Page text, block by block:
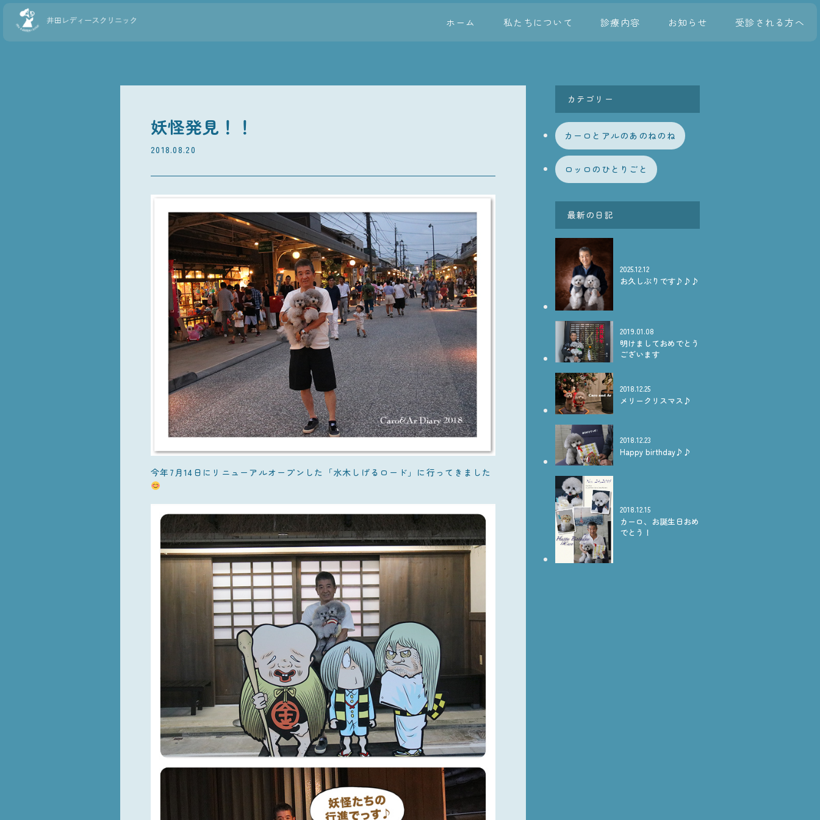
ホーム 私たちについて 診療内容 お知らせ 受診される方へ
妖怪発見！！
2018.08.20
今年7月14日にリニューアルオープンした「水木しげるロード」に行ってきました
カテゴリー
カーロとアルのあのねのね
ロッロのひとりごと
最新の日記
2025.12.12
お久しぶりです♪♪♪
2019.01.08
明けましておめでとう
ございます
2018.12.25
メリークリスマス♪
2018.12.23
Happy birthday♪♪
2018.12.15
カーロ、お誕生日おめ
でとう！